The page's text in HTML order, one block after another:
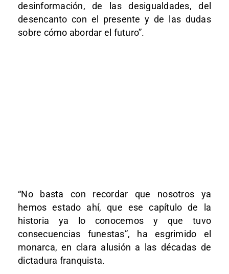
desinformación, de las desigualdades, del
desencanto con el presente y de las dudas
sobre cómo abordar el futuro”.
“No basta con recordar que nosotros ya
hemos estado ahí, que ese capítulo de la
historia ya lo conocemos y que tuvo
consecuencias funestas”, ha esgrimido el
monarca, en clara alusión a las décadas de
dictadura franquista.